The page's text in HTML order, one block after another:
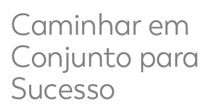
Caminhar em
Conjunto
Sucesso